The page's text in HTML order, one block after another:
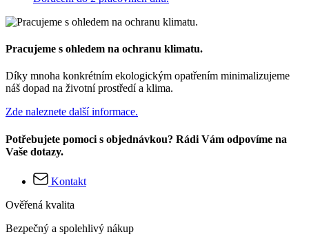
Pracujeme s ohledem na ochranu klimatu.
Díky mnoha konkrétním ekologickým opatřením minimalizujeme
náš dopad na životní prostředí a klima.
Zde naleznete další informace.
Potřebujete pomoci s objednávkou? Rádi Vám odpovíme na
Vaše dotazy.
Kontakt
Ověřená kvalita
Bezpečný a spolehlivý nákup